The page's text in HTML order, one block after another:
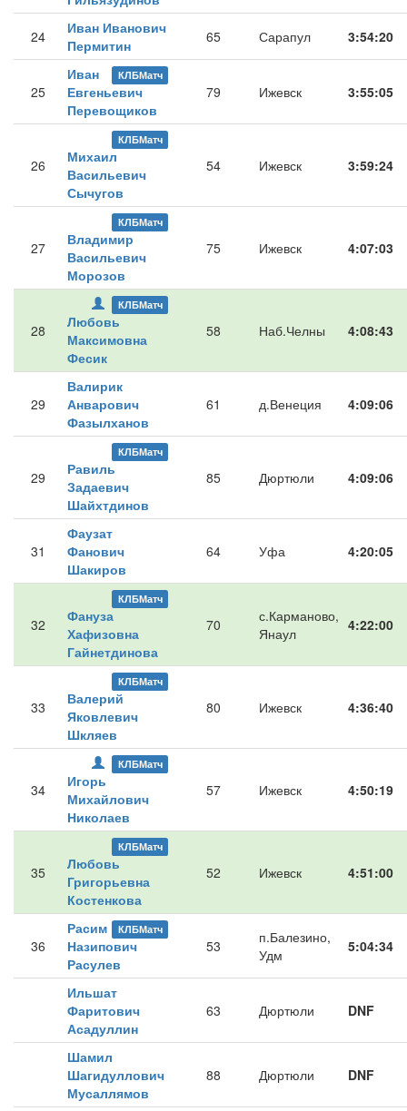
24
Иван Иванович
Пермитин
65 Сарапул 3:54:20
25
КЛБМатч
Иван
Евгеньевич
Перевощиков
79 Ижевск 3:55:05
26
КЛБМатч
Михаил
Васильевич
Сычугов
54 Ижевск 3:59:24
27
КЛБМатч
Владимир
Васильевич
Морозов
75 Ижевск 4:07:03
28
КЛБМатч
Любовь
Максимовна
Фесик
58 Наб.Челны 4:08:43
29
Валирик
Анварович
Фазылханов
61 д.Венеция 4:09:06
29
КЛБМатч
Равиль
Задаевич
Шайхтдинов
85 Дюртюли 4:09:06
31
Фаузат
Фанович
Шакиров
64 Уфа 4:20:05
32
КЛБМатч
Фануза
Хафизовна
Гайнетдинова
70
с.Карманово,
Янаул
4:22:00
33
КЛБМатч
Валерий
Яковлевич
Шкляев
80 Ижевск 4:36:40
34
КЛБМатч
Игорь
Михайлович
Николаев
57 Ижевск 4:50:19
35
КЛБМатч
Любовь
Григорьевна
Костенкова
52 Ижевск 4:51:00
36
КЛБМатч
Расим
Назипович
Расулев
53
п.Балезино,
Удм
5:04:34
Ильшат
Фаритович
Асадуллин
63 Дюртюли DNF
Шамил
Шагидуллович
Мусаллямов
88 Дюртюли DNF